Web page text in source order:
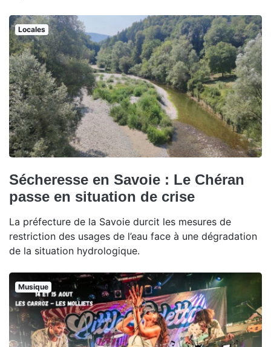
Locales
Sécheresse en Savoie : Le Chéran
passe en situation de crise
La préfecture de la Savoie durcit les mesures de
restriction des usages de l’eau face à une dégradation
de la situation hydrologique.
Musique